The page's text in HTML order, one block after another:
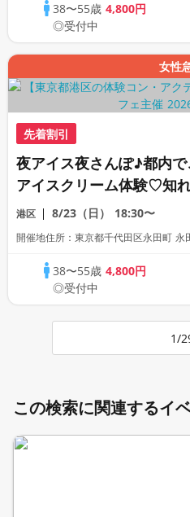
38〜55歳4,800円
◎受付中
女性
先着割引
夜アイス夜さんぽ♪都内
アイスクリーム体験♡知
デートスポット散策★全
紀尾井町ナイトデートコ
港区 8/23（日） 18:30〜
開催地住所：東京都千代田区永田町 永
38〜55歳4,800円
◎受付中
1/
この検索に関連するイ